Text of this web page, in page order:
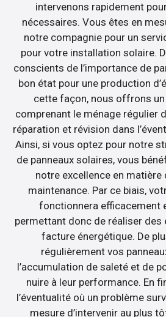
intervenons rapidement
nécessaires. Vous êtes en
notre compagnie pour un
pour votre installation solaire.
conscients de l’importance de
bon état pour une production
cette façon, nous offrons
comprenant le ménage régulier
réparation et révision dans
Ainsi, si vous optez pour notre
de panneaux solaires, vous
notre excellence en matière
maintenance. Par ce biais,
fonctionnera efficacement
permettant donc de réaliser
facture énergétique. De
régulièrement vos
l’accumulation de saleté et de
nuire à leur performance. En
l’éventualité où un problème
mesure d’intervenir au plus